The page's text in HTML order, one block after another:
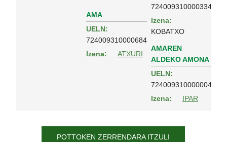
AMA
UELN:
724009310000684
Izena:
ATXURI
724009310000334
Izena:
KOBATXO
AMAREN
ALDEKO AMONA
UELN:
724009310000004
Izena:
IPAR
POTTOKEN ZERRENDARA ITZULI